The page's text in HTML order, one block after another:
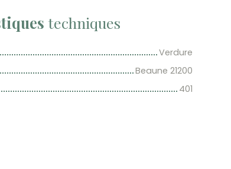
techniques
Verdure
Beaune 21200
401